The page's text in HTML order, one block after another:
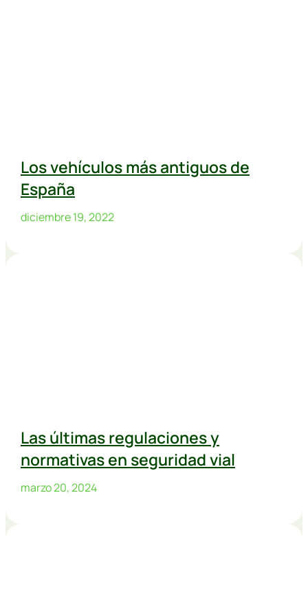
Los vehículos más antiguos de
España
diciembre 19, 2022
Las últimas regulaciones y
normativas en seguridad vial
marzo 20, 2024